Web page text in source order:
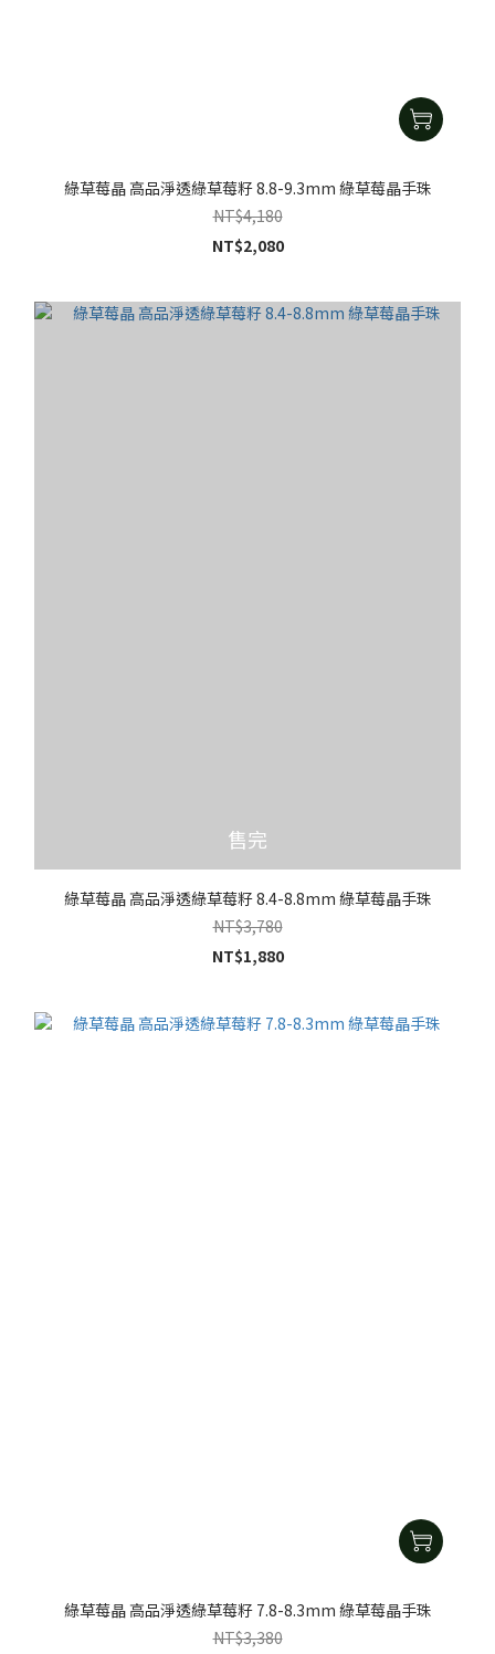
綠草莓晶 高品淨透綠草莓籽 8.8-9.3mm 綠草莓晶手珠
NT$4,180
NT$2,080
售完
綠草莓晶 高品淨透綠草莓籽 8.4-8.8mm 綠草莓晶手珠
NT$3,780
NT$1,880
綠草莓晶 高品淨透綠草莓籽 7.8-8.3mm 綠草莓晶手珠
NT$3,380